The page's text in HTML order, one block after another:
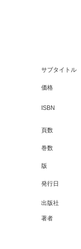
サブタイトル
価格
ISBN
頁数
巻数
版
発行日
出版社
著者